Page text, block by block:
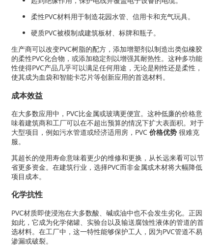
柔性PVC材料用于制造花园水管、信用卡和充气玩具。
硬质PVC被模制成建筑板材、标牌和瓶子。
生产商可以改变PVC树脂的配方，添加增塑剂以制造出类似橡胶
的柔性PVC化合物，或添加稳定剂以增强其耐热性。这种多功能
性使得PVC产品几乎可以满足任何用途，无论是刚性还是柔性，
使其成为血袋和智能卡芯片等创新应用的首选材料。
成本效益
在大多数应用中，PVC比金属或玻璃更便宜。这种低廉的价格意
味着建筑商和工厂可以在不超出预算的情况下扩大表面积。对于
大型项目，例如污水管道或经济适用房，PVC 价格优势很难克
服。
其超长的使用寿命意味着更少的维修和更换，从长远来看可以节
省更多资金。在建筑行业，选择PVC而非金属或木材将大幅降低
项目成本。
化学抗性
PVC材质即使浸泡在大多数酸、碱或油中也不会发生劣化。正因
如此，它成为化学储罐、实验台以及输送腐蚀性液体的管道的首
选材料。在工厂中，这一特性能够保护工人，因为PVC管道不易
渗漏或破裂。